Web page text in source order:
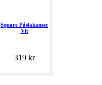
Square Påslakanset
Vit
319 kr